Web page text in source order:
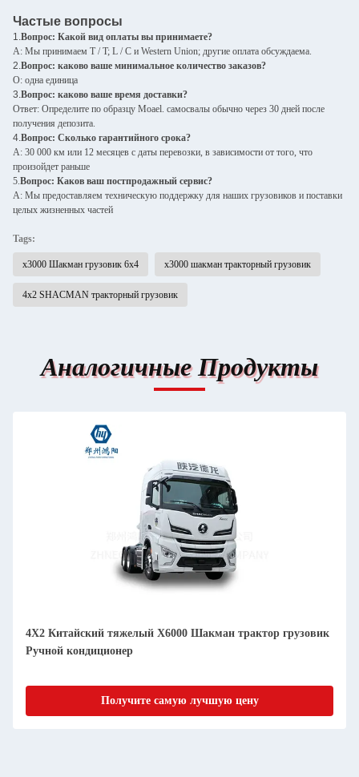
Частые вопросы
1.Вопрос: Какой вид оплаты вы принимаете?
A: Мы принимаем T / T; L / C и Western Union; другие оплата обсуждаема.
2.Вопрос: каково ваше минимальное количество заказов?
О: одна единица
3.Вопрос: каково ваше время доставки?
Ответ: Определите по образцу Moael. самосвалы обычно через 30 дней после
получения депозита.
4.Вопрос: Сколько гарантийного срока?
A: 30 000 км или 12 месяцев с даты перевозки, в зависимости от того, что
произойдет раньше
5.Вопрос: Каков ваш постпродажный сервис?
A: Мы предоставляем техническую поддержку для наших грузовиков и поставки
целых жизненных частей
Tags:
x3000 Шакман грузовик 6х4 x3000 шакман тракторный грузовик
4х2 SHACMAN тракторный грузовик
Аналогичные Продукты
4X2 Китайский тяжелый X6000 Шакман трактор грузовик
Ручной кондиционер
Получите самую лучшую цену